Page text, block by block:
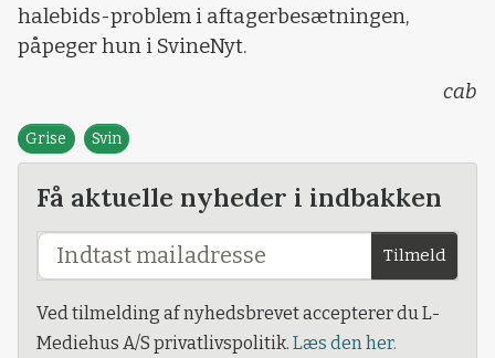
halebids-problem i aftagerbesætningen,
påpeger hun i SvineNyt.
cab
Grise Svin
Få aktuelle nyheder i indbakken
Tilmeld
Ved tilmelding af nyhedsbrevet accepterer du L-
Mediehus A/S privatlivspolitik. Læs den her.